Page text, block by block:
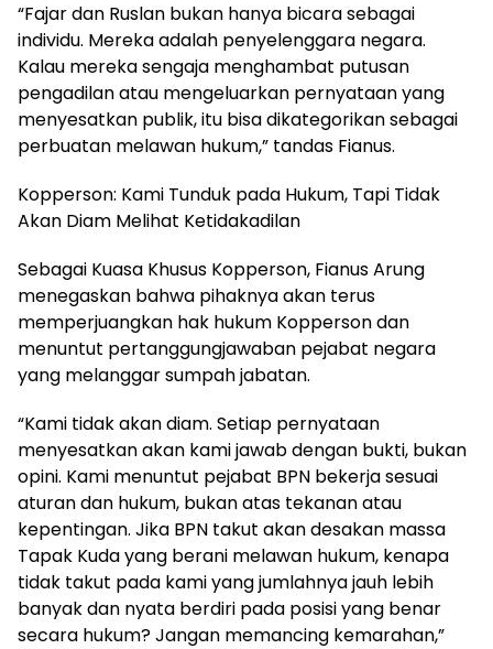
“Fajar dan Ruslan bukan hanya bicara sebagai
individu. Mereka adalah penyelenggara negara.
Kalau mereka sengaja menghambat putusan
pengadilan atau mengeluarkan pernyataan yang
menyesatkan publik, itu bisa dikategorikan sebagai
perbuatan melawan hukum,” tandas Fianus.
Kopperson: Kami Tunduk pada Hukum, Tapi Tidak
Akan Diam Melihat Ketidakadilan
Sebagai Kuasa Khusus Kopperson, Fianus Arung
menegaskan bahwa pihaknya akan terus
memperjuangkan hak hukum Kopperson dan
menuntut pertanggungjawaban pejabat negara
yang melanggar sumpah jabatan.
“Kami tidak akan diam. Setiap pernyataan
menyesatkan akan kami jawab dengan bukti, bukan
opini. Kami menuntut pejabat BPN bekerja sesuai
aturan dan hukum, bukan atas tekanan atau
kepentingan. Jika BPN takut akan desakan massa
Tapak Kuda yang berani melawan hukum, kenapa
tidak takut pada kami yang jumlahnya jauh lebih
banyak dan nyata berdiri pada posisi yang benar
secara hukum? Jangan memancing kemarahan,”